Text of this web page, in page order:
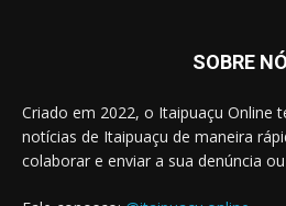
SOBRE
Criado em 2022, o Itaipuaçu Online
notícias de Itaipuaçu de maneira
colaborar e enviar a sua denúncia